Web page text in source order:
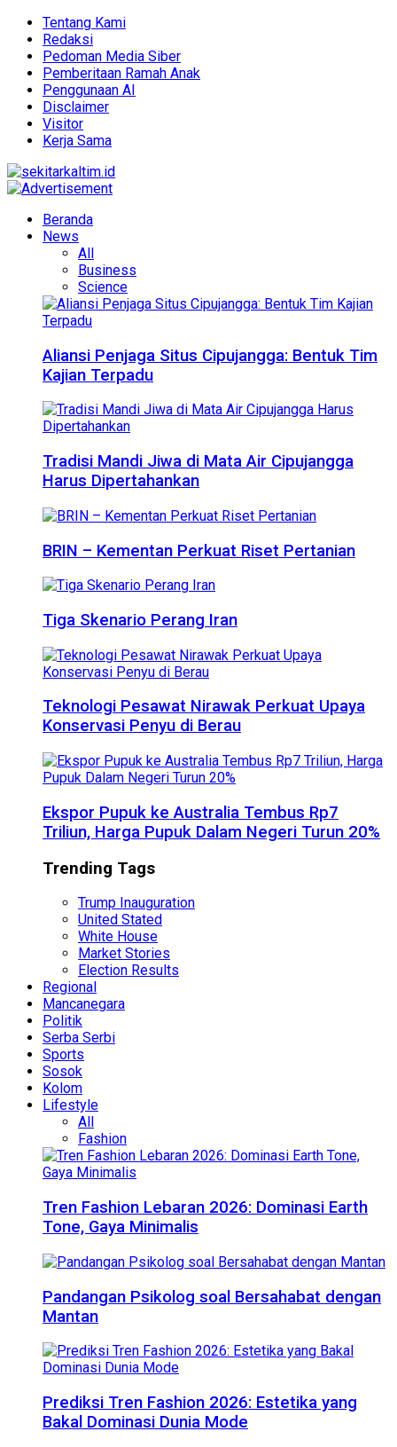
Tentang Kami
Redaksi
Pedoman Media Siber
Pemberitaan Ramah Anak
Penggunaan AI
Disclaimer
Visitor
Kerja Sama
Beranda
News
All
Business
Science
Aliansi Penjaga Situs Cipujangga: Bentuk Tim
Kajian Terpadu
Tradisi Mandi Jiwa di Mata Air Cipujangga
Harus Dipertahankan
BRIN – Kementan Perkuat Riset Pertanian
Tiga Skenario Perang Iran
Teknologi Pesawat Nirawak Perkuat Upaya
Konservasi Penyu di Berau
Ekspor Pupuk ke Australia Tembus Rp7
Triliun, Harga Pupuk Dalam Negeri Turun 20%
Trending Tags
Trump Inauguration
United Stated
White House
Market Stories
Election Results
Regional
Mancanegara
Politik
Serba Serbi
Sports
Sosok
Kolom
Lifestyle
All
Fashion
Tren Fashion Lebaran 2026: Dominasi Earth
Tone, Gaya Minimalis
Pandangan Psikolog soal Bersahabat dengan
Mantan
Prediksi Tren Fashion 2026: Estetika yang
Bakal Dominasi Dunia Mode